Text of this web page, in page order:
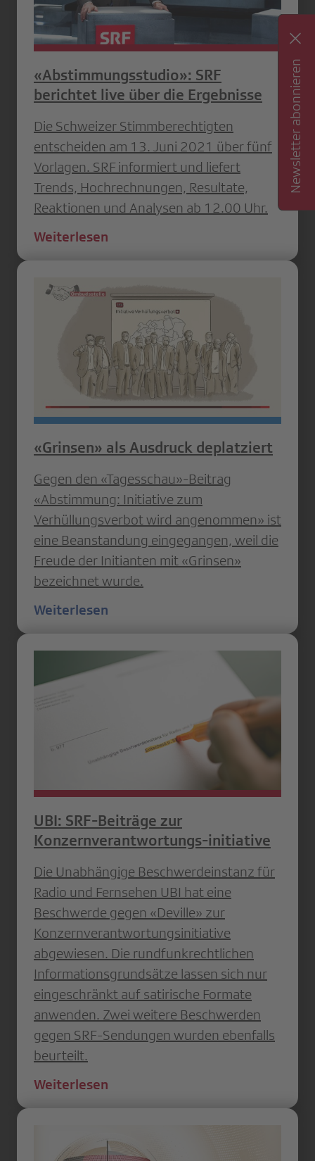
«Abstimmungsstudio»: SRF
berichtet live über die Ergebnisse
Die Schweizer Stimmberechtigten
entscheiden am 13. Juni 2021 über fünf
Vorlagen. SRF informiert und liefert
Trends, Hochrechnungen, Resultate,
Reaktionen und Analysen ab 12.00 Uhr.
Weiterlesen
«Grinsen» als Ausdruck deplatziert
Gegen den «Tagesschau»-Beitrag
«Abstimmung: Initiative zum
Verhüllungsverbot wird angenommen» ist
eine Beanstandung eingegangen, weil die
Freude der Initianten mit «Grinsen»
bezeichnet wurde.
Weiterlesen
UBI: SRF-Beiträge zur
Konzernverantwortungs-initiative
Die Unabhängige Beschwerdeinstanz für
Radio und Fernsehen UBI hat eine
Beschwerde gegen «Deville» zur
Konzernverantwortungsinitiative
abgewiesen. Die rundfunkrechtlichen
Informationsgrundsätze lassen sich nur
eingeschränkt auf satirische Formate
anwenden. Zwei weitere Beschwerden
gegen SRF-Sendungen wurden ebenfalls
beurteilt.
Weiterlesen
Newsletter abonnieren